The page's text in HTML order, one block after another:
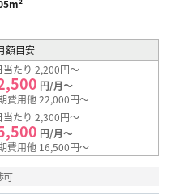
額目安
当たり 2,200円～
円/月～
費用他 22,000円～
当たり 2,300円～
円/月～
費用他 16,500円～
可